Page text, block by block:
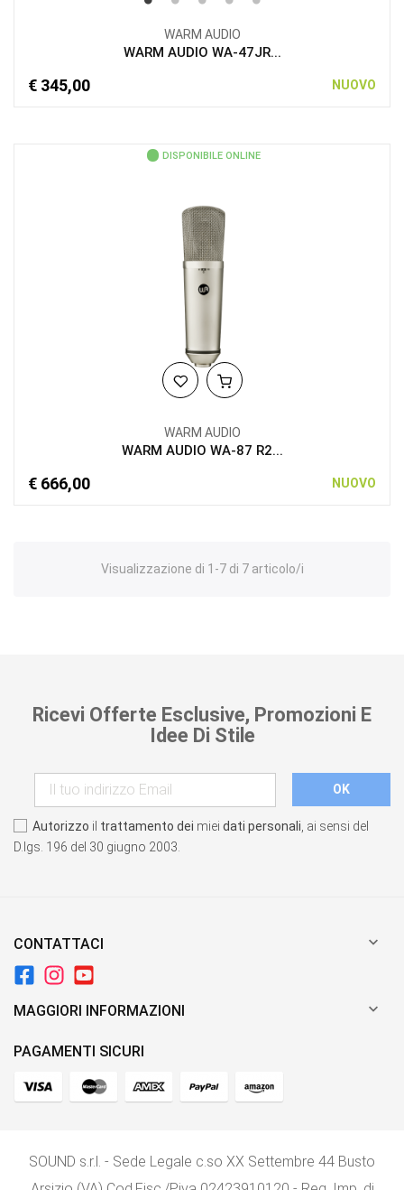
WARM AUDIO
WARM AUDIO WA-47JR...
€ 345,00 NUOVO
DISPONIBILE ONLINE
WARM AUDIO
WARM AUDIO WA-87 R2...
€ 666,00 NUOVO
Visualizzazione di 1-7 di 7 articolo/i
Ricevi Offerte Esclusive, Promozioni E
Idee Di Stile
Autorizzo il trattamento dei miei dati personali , ai sensi del
D.lgs. 196 del 30 giugno 2003.
CONTATTACI 
MAGGIORI INFORMAZIONI 
PAGAMENTI SICURI
SOUND s.r.l. - Sede Legale c.so XX Settembre 44 Busto